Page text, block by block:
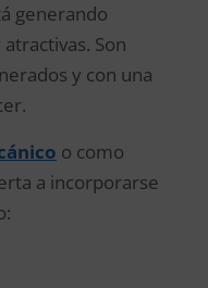
generando
Son
y con una
o como
a incorporarse